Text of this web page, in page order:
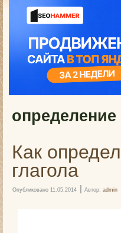
Как
глагола
Опубликовано 11.05.2014 | Автор: admin